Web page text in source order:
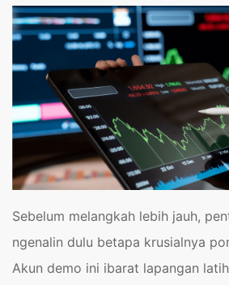
Sebelum melangkah lebih jauh,
ngenalin dulu betapa krusialnya
Akun demo ini ibarat lapangan